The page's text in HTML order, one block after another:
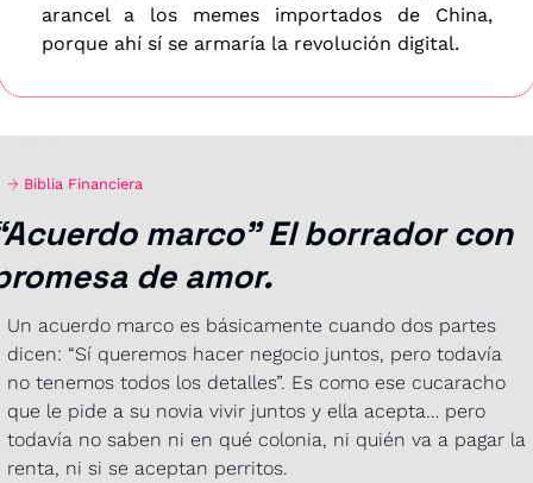
arancel a los memes importados de China,
porque ahí sí se armaría la revolución digital.
→ Biblia Financiera
marco” El borrador con
de amor.
Un acuerdo marco es básicamente cuando dos partes
dicen: “Sí queremos hacer negocio juntos, pero todavía
no tenemos todos los detalles”. Es como ese cucaracho
que le pide a su novia vivir juntos y ella acepta… pero
todavía no saben ni en qué colonia, ni quién va a pagar la
renta, ni si se aceptan perritos.